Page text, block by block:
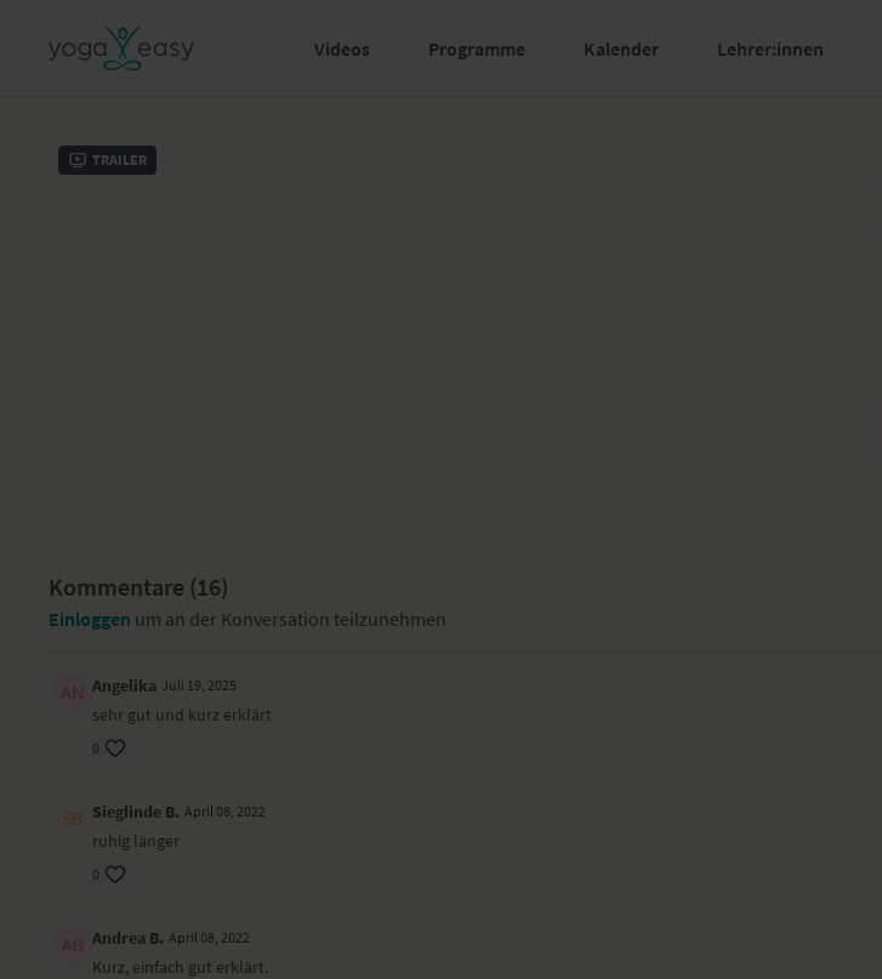
Videos Programme Kalender Lehrer:innen
Trailer
Kommentare (16)
Einloggen um an der Konversation teilzunehmen
Angelika Juli 19, 2025
sehr gut und kurz erklärt
0
Sieglinde B. April 08, 2022
ruhig länger
0
Andrea B. April 08, 2022
Kurz, einfach gut erklärt.